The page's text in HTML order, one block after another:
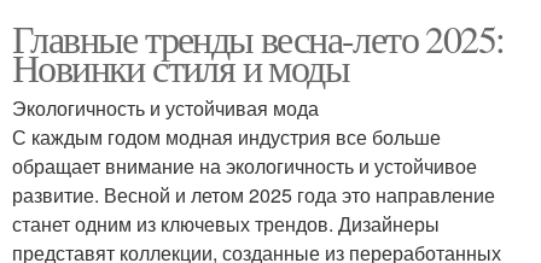
Главные тренды весна-лето 2025:
Новинки стиля и моды
Экологичность и устойчивая мода
С каждым годом модная индустрия все больше
обращает внимание на экологичность и устойчивое
развитие. Весной и летом 2025 года это направление
станет одним из ключевых трендов. Дизайнеры
представят коллекции, созданные из переработанных